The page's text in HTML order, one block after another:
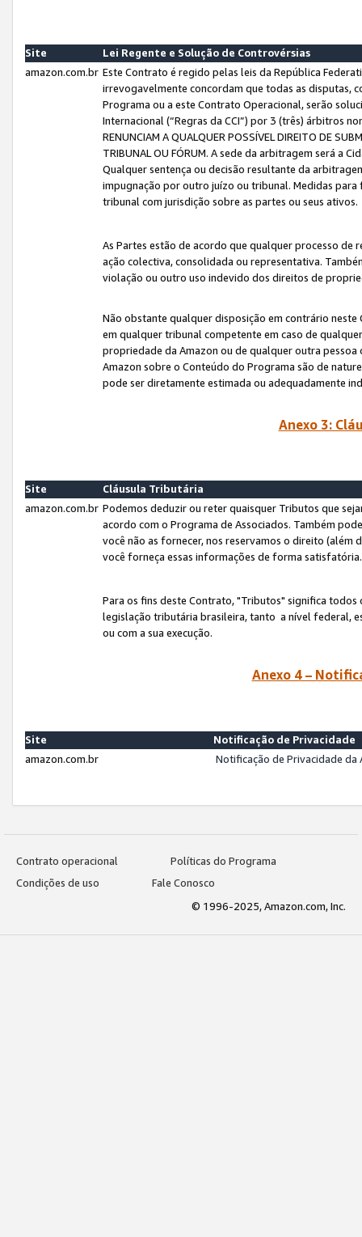
Site
Lei Regente e Solução de Controvérsias
amazon.com.br Este Contrato é regido pelas leis da República
irrevogavelmente concordam que todas as disputas,
Programa ou a este Contrato Operacional, serão
Internacional (“Regras da CCI”) por 3 (três) árbitros
RENUNCIAM A QUALQUER POSSÍVEL DIREITO DE
TRIBUNAL OU FÓRUM. A sede da arbitragem será a
Qualquer sentença ou decisão resultante da
impugnação por outro juízo ou tribunal. Medidas
tribunal com jurisdição sobre as partes ou seus ativos.
As Partes estão de acordo que qualquer processo
ação colectiva, consolidada ou representativa.
violação ou outro uso indevido dos direitos de
Não obstante qualquer disposição em contrário
em qualquer tribunal competente em caso de
propriedade da Amazon ou de qualquer outra
Amazon sobre o Conteúdo do Programa são de
pode ser diretamente estimada ou adequadamente
Anexo 3:
Site
Cláusula Tributária
amazon.com.br Podemos deduzir ou reter quaisquer Tributos que
acordo com o Programa de Associados. Também
você não as fornecer, nos reservamos o direito (além
você forneça essas informações de forma
Para os fins deste Contrato, "Tributos" significa
legislação tributária brasileira, tanto a nível federal,
ou com a sua execução.
Anexo 4 –
Site
Notificação de Privacidade
amazon.com.br
Notificação de Privacidade
Contrato operacional
Políticas do Programa
Condições de uso
Fale Conosco
© 1996-2025, Amazon.com, Inc.